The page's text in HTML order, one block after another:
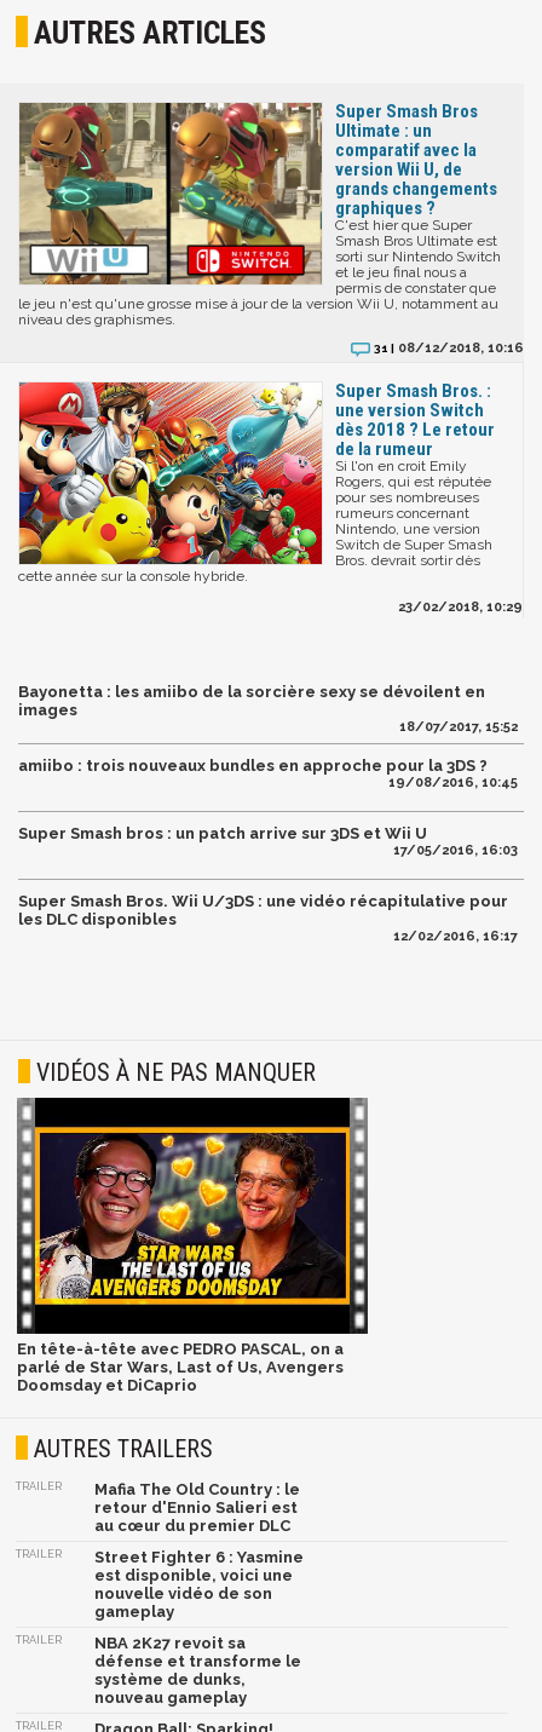
AUTRES ARTICLES
Super Smash Bros
Ultimate : un
comparatif avec la
version Wii U, de
grands changements
graphiques ?
C'est hier que Super
Smash Bros Ultimate est
sorti sur Nintendo Switch
et le jeu final nous a
permis de constater que
le jeu n'est qu'une grosse mise à jour de la version Wii U, notamment au
niveau des graphismes.
31 | 08/12/2018, 10:16
Super Smash Bros. :
une version Switch
dès 2018 ? Le retour
de la rumeur
Si l'on en croit Emily
Rogers, qui est réputée
pour ses nombreuses
rumeurs concernant
Nintendo, une version
Switch de Super Smash
Bros. devrait sortir dès
cette année sur la console hybride.
23/02/2018, 10:29
Bayonetta : les amiibo de la sorcière sexy se dévoilent en
images
18/07/2017, 15:52
amiibo : trois nouveaux bundles en approche pour la 3DS ?
19/08/2016, 10:45
Super Smash bros : un patch arrive sur 3DS et Wii U
17/05/2016, 16:03
Super Smash Bros. Wii U/3DS : une vidéo récapitulative pour
les DLC disponibles
12/02/2016, 16:17
VIDÉOS À NE PAS MANQUER
En tête-à-tête avec PEDRO PASCAL, on a
parlé de Star Wars, Last of Us, Avengers
Doomsday et DiCaprio
AUTRES TRAILERS
TRAILER
Mafia The Old Country : le
retour d'Ennio Salieri est
au cœur du premier DLC
TRAILER
Street Fighter 6 : Yasmine
est disponible, voici une
nouvelle vidéo de son
gameplay
TRAILER
NBA 2K27 revoit sa
défense et transforme le
système de dunks,
nouveau gameplay
TRAILER